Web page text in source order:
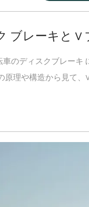
ブレーキと
のディスクブレーキ
理や構造から見て、